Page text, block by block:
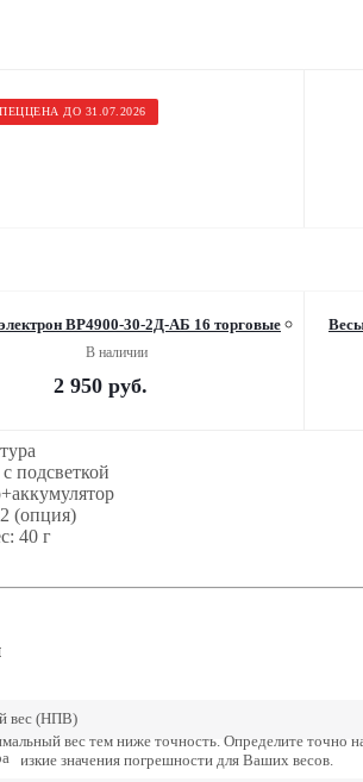
ДО 31.07.2026
ВР4900-30-2Д-АБ 16 торговые
В наличии
2 950 руб.
подсветкой
(опция)
40 г
вес тем ниже точность. Определите точно
низкие значения погрешности для Ваших весов.
вес (НПВ)